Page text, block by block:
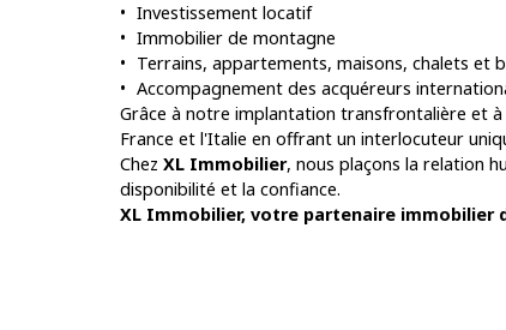
Investissement locatif
Immobilier de montagne
Terrains, appartements, maisons, chalets et
Accompagnement des acquéreurs
Grâce à notre implantation transfrontalière et
France et l'Italie en offrant un interlocuteur
Chez XL Immobilier, nous plaçons la relation
disponibilité et la confiance.
XL Immobilier, votre partenaire immobilier